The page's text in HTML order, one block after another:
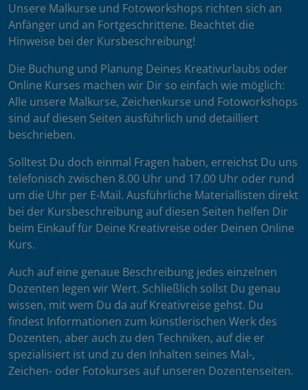
Unsere Malkurse und Fotoworkshops richten sich an
Anfänger und an Fortgeschrittene. Beachtet die
Hinweise bei der Kursbeschreibung!
Die Buchung und Planung Deines Kreativurlaubs oder
Online Kurses machen wir Dir so einfach wie möglich:
Alle unsere Malkurse, Zeichenkurse und Fotoworkshops
sind auf diesen Seiten ausführlich und detailliert
beschrieben.
Solltest Du doch einmal Fragen haben, erreichst Du uns
telefonisch zwischen 8.00 Uhr und 17.00 Uhr oder rund
um die Uhr per E-Mail. Ausführliche Materiallisten direkt
bei der Kursbeschreibung auf diesen Seiten helfen Dir
beim Einkauf für Deine Kreativreise oder Deinen Online
Kurs.
Auch auf eine genaue Beschreibung jedes einzelnen
Dozenten legen wir Wert. Schließlich sollst Du genau
wissen, mit wem Du da auf Kreativreise gehst. Du
findest Informationen zum künstlerischen Werk des
Dozenten, aber auch zu den Techniken, auf die er
spezialisiert ist und zu den Inhalten seines Mal-,
Zeichen- oder Fotokurses auf unseren Dozentenseiten.